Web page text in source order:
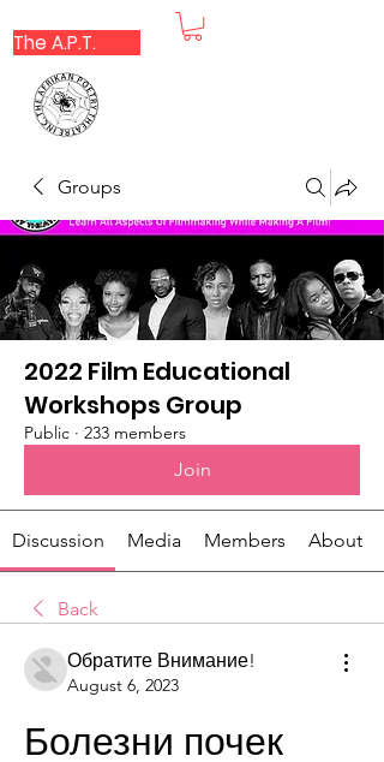
The A.P.T.
Groups
2022 Film Educational
Workshops Group
Public · 233 members
Join
Discussion Media Members About
Back
Обратите Внимание!
August 6, 2023
Болезни почек